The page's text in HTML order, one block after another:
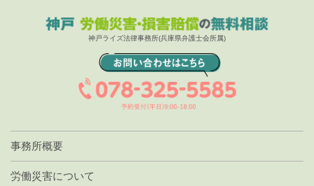
神戸ライズ法律事務所(兵庫県弁護士会所属)
事務所概要
労働災害について